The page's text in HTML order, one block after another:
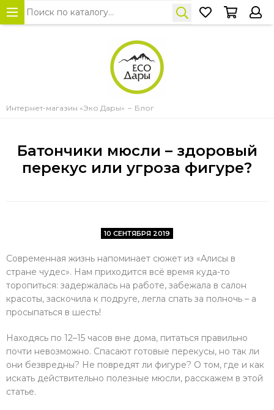
Интернет-магазин «Эко Дары» Блог
Батончики мюсли – здоровый
перекус или угроза фигуре?
10 СЕНТЯБРЯ 2019
Современная жизнь напоминает сюжет из «Алисы в
стране чудес». Нам приходится всё время куда-то
торопиться: задержалась на работе, забежала в салон
красоты, заскочила к подруге, легла спать за полночь – а
просыпаться в шесть!
Находясь по 12–15 часов вне дома, питаться правильно
почти невозможно. Спасают готовые перекусы, но так ли
они безвредны? Не повредят ли фигуре? О том, где и как
искать действительно полезные мюсли, расскажем в этой
статье.